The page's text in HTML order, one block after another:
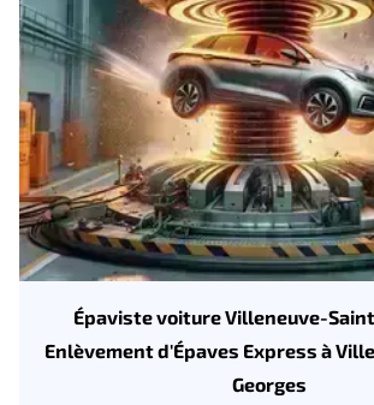
Épaviste voiture Villeneuve-
Enlèvement d'Épaves Express à
Georges